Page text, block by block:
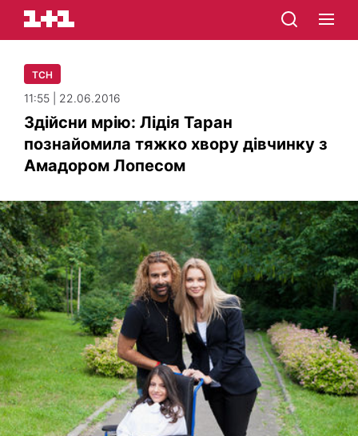
ТСН
11:55 | 22.06.2016
Здійсни мрію: Лідія Таран
познайомила тяжко хвору дівчинку з
Амадором Лопесом